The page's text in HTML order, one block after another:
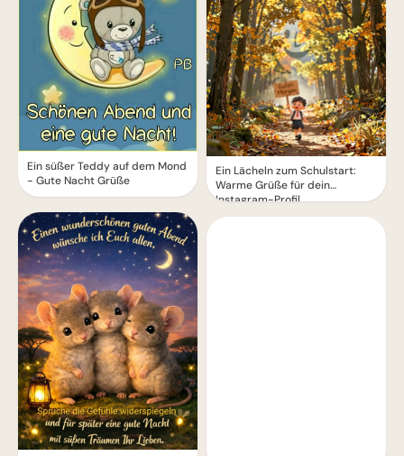
Ein süßer Teddy auf dem Mond
- Gute Nacht Grüße
Ein Lächeln zum Schulstart:
Warme Grüße für dein
Instagram-Profil